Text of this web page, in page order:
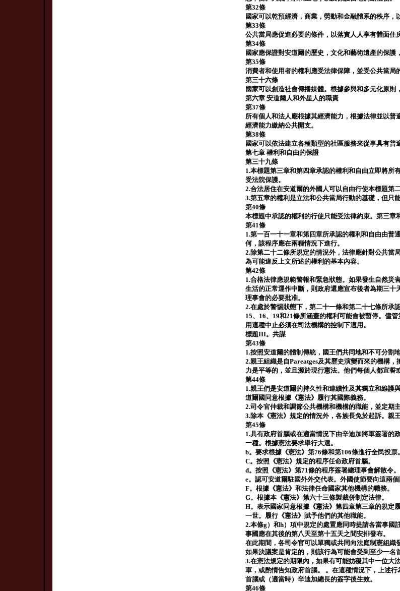
第32條
國家可以乾預經濟，商業，勞動和金融體系的秩序，
第33條
公共當局應促進必要的條件，以落實人人享有體面住
第34條
國家應保證對安道爾的歷史，文化和藝術遺產的保護
第35條
消費者和使用者的權利應受法律保障，並受公共當局
第三十六條
國家可以創造社會傳播媒體。根據參與和多元化原則
第六章 安道爾人和外星人的職責
第37條
所有個人和法人應根據其經濟能力，根據法律並以
經濟能力繳納公共開支。
第38條
國家可以依法建立各種類型的社區服務來從事具有普
第七章 權利和自由的保證
第三十九條
1.本標題第三章和第四章承認的權利和自由立即將所
受法院保護。
2.合法居住在安道爾的外國人可以自由行使本標題第
3.第五章的權利是立法和公共當局行動的基礎，但只
第40條
本標題中承認的權利的行使只能受法律約束。第三章
第41條
1.第一百一十一章和第四章所承認的權利和自由由普
何，該程序應在兩種情況下進行。
2.除第二十二條所規定的情況外，法律應針對公共當
為可能違反上文所述的權利的基本內容。
第42條
1.合格法律應規範警報和緊急狀態。如果發生自然災
生活的正常運作中斷，則政府還應宣布後者為期三
理事會的必要批准。
2.在處於警惕狀態下，第二十一條和第二十七條所承
15、16、19和21條所涵蓋的權利可能會被暫停。儘
用這種中止必須在司法機構的控制下適用。
標題III。共謀
第43條
1.按照安道爾的體制傳統，國王們共同地和不可分割
2.親王組織是自Pareatges及其歷史演變而來的機構
力是平等的，並且源於現行憲法。他們每個人都宣誓
第44條
1.親王們是安道爾的持久性和連續性及其獨立和維護
道爾國同意根據《憲法》履行其國際義務。
2.司令官仲裁和調節公共機構和機構的職能，並定期
3.除本《憲法》規定的情況外，各族長免於起訴。親
第45條
1.具有政府首腦或在適當情況下由辛迪加將軍簽署的
一種。根據憲法要求舉行大選。
b。要求根據《憲法》第76條和第106條進行全民投票。
C。按照《憲法》規定的程序任命政府首腦。
d。按照《憲法》第71條的程序簽署總理事會解散令。
e。認可安道爾駐國外外交代表。外國使節要向這兩個
F。根據《憲法》和法律任命國家其他機構的職務。
G。根據本《憲法》第六十三條製裁併制定法律。
H。表示國家同意根據《憲法》第四章第三章的規定
一世。履行《憲法》賦予他們的其他職能。
2.本條g）和h）項中規定的處置應同時提請各當事
事國應在其後的第八天至第十五天之間安排發布。
在此期間，各司令官可以單獨或共同向法庭制憲組織
如果決議案是肯定的，則該行為可能會受到至少一名
3.在憲法規定的期限內，如果有可能妨礙其中一位大
軍，或酌情告知政府首腦。 。在這種情況下，上述
首腦或（適當時）辛迪加總長的簽字後生效。
第46條